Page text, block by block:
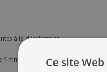
à la décoloration,
4 mm d'épaisseur,Ce site